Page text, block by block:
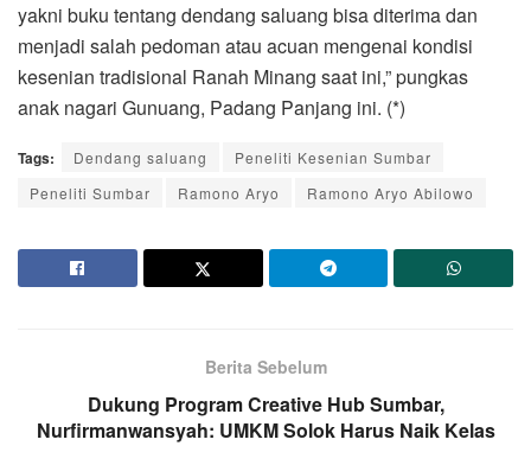
yakni buku tentang dendang saluang bisa diterima dan
menjadi salah pedoman atau acuan mengenai kondisi
kesenian tradisional Ranah Minang saat ini,” pungkas
anak nagari Gunuang, Padang Panjang ini. (*)
Tags: Dendang saluang
Peneliti Kesenian Sumbar
Peneliti Sumbar
Ramono Aryo Ramono Aryo Abilowo
Berita Sebelum
Dukung Program Creative Hub Sumbar,
Nurfirmanwansyah: UMKM Solok Harus Naik Kelas